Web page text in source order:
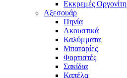
Εκκρεμές Οργονίτη
Αξεσουάρ
Πηνία
Ακουστικά
Καλύμματα
Μπαταρίες
Φορτιστές
Σακίδια
Καπέλα